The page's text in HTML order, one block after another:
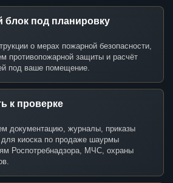
блок под планировку
о мерах пожарной безопасности,
противопожарной защиты и расчёт
под ваше помещение.
к проверке
документацию, журналы, приказы
для киоска по продаже шаурмы
Роспотребнадзора, МЧС, охраны